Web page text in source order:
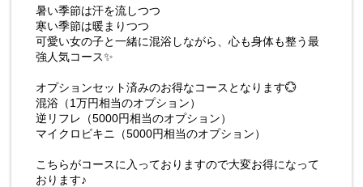
暑い季節は汗を流しつつ
寒い季節は暖まりつつ
可愛い女の子と一緒に混浴しながら、心も身体も整う最
強人気コース✨
オプションセット済みのお得なコースとなります💮
混浴（1万円相当のオプション）
逆リフレ（5000円相当のオプション）
マイクロビキニ（5000円相当のオプション）
こちらがコースに入っておりますので大変お得になって
おります♪